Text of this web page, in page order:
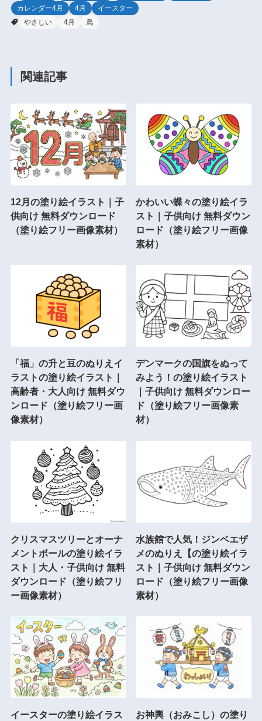
カレンダー4月
4月
イースター
やさしい
4月 鳥
関連記事
12月の塗り絵イラスト｜子
供向け 無料ダウンロード
（塗り絵フリー画像素材）
かわいい蝶々の塗り絵イラ
スト｜子供向け 無料ダウン
ロード（塗り絵フリー画像
素材）
「福」の升と豆のぬりえイ
ラストの塗り絵イラスト｜
高齢者・大人向け 無料ダウ
ンロード（塗り絵フリー画
像素材）
デンマークの国旗をぬって
みよう！の塗り絵イラスト
｜子供向け 無料ダウンロー
ド（塗り絵フリー画像素
材）
クリスマスツリーとオーナ
メントボールの塗り絵イラ
スト｜大人・子供向け 無料
ダウンロード（塗り絵フリ
ー画像素材）
水族館で人気！ジンベエザ
メのぬりえ【の塗り絵イラ
スト｜子供向け 無料ダウン
ロード（塗り絵フリー画像
素材）
イースターの塗り絵イラス
お神輿（おみこし）の塗り